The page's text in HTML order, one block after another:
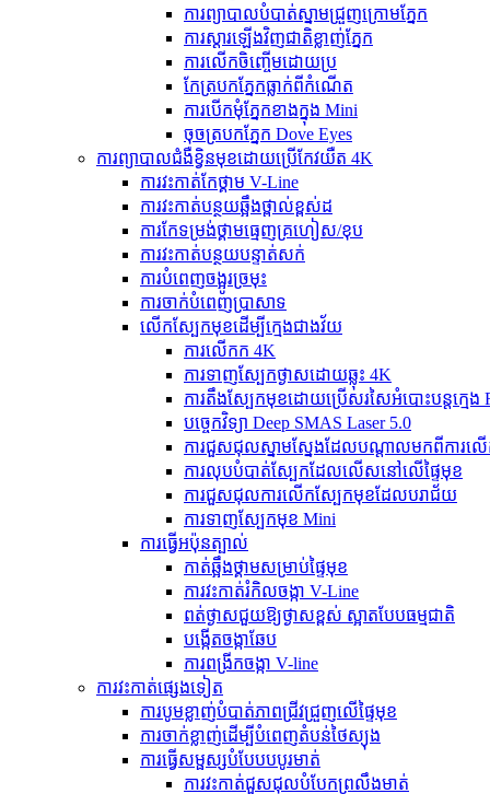
ការព្យាបាលបំបាត់ស្នាមជ្រួញក្រោមភ្នែក
ការស្ដារឡើងវិញជាតិខ្លាញ់ភ្នែក
ការលើកចិញ្ចើមដោយប្រ
កែត្របកភ្នែកធ្លាក់ពីកំណើត
ការបើកមុំភ្នែកខាងក្នុង Mini
ចុចត្របកភ្នែក Dove Eyes
ការព្យាបាលជំងឺខ្វិនមុខដោយប្រើកែវយឺត 4K
ការវះកាត់កែថ្គាម V-Line
ការវះកាត់បន្ថយឆ្អឹងថ្ពាល់ខ្ពស់ដ
ការកែទម្រង់ថ្គាមធ្មេញគ្រហៀស/ខុប
ការវះកាត់បន្ថយបន្ទាត់សក់
ការបំពេញចង្អូរច្រមុះ
ការចាក់បំពេញប្រាសាទ
លើកស្បែកមុខដើម្បីក្មេងជាងវ័យ
ការលើកក 4K
ការទាញស្បែកថ្ងាសដោយឆ្លុះ 4K
ការតឹងស្បែកមុខដោយប្រើសរសៃអំបោះបន្តក្មេង
បច្ចេកវិទ្យា Deep SMAS Laser 5.0
ការជួសជុលស្នាមស្នែងដែលបណ្តាលមកពីការល
ការលុបបំបាត់ស្បែកដែលលើសនៅលើផ្ទៃមុខ
ការជួសជុលការលើកស្បែកមុខដែលបរាជ័យ
ការទាញស្បែកមុខ Mini
ការធ្វើអប៉ុនត្បាល់
កាត់​ឆ្អឹង​ថ្គាម​សម្រាប់​ផ្ទៃមុខ
ការវះកាត់រំកិលចង្កា V-Line
ពត់ថ្ងាសជួយឱ្យថ្ងាសខ្ពស់ ស្អាតបែបធម្មជាតិ
បង្កើតចង្កាឆែប
ការពង្រីកចង្កា V-line
ការវះកាត់ផ្សេងទៀត
ការបូមខ្លាញ់បំបាត់ភាពជ្រីវជ្រួញលើផ្ទៃមុខ
ការចាក់ខ្លាញ់ដើម្បីបំពេញតំបន់ថៃស្យុង
ការធ្វើសម្ផស្សបំបែបបបូរមាត់
ការវះកាត់ជួសជុលបំបែកព្រលឹងមាត់